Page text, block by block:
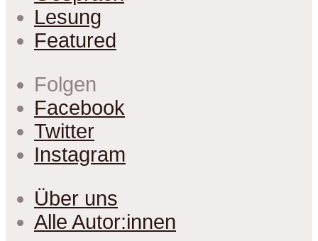
Lesung
Featured
Folgen
Facebook
Twitter
Instagram
Über uns
Alle Autor:innen